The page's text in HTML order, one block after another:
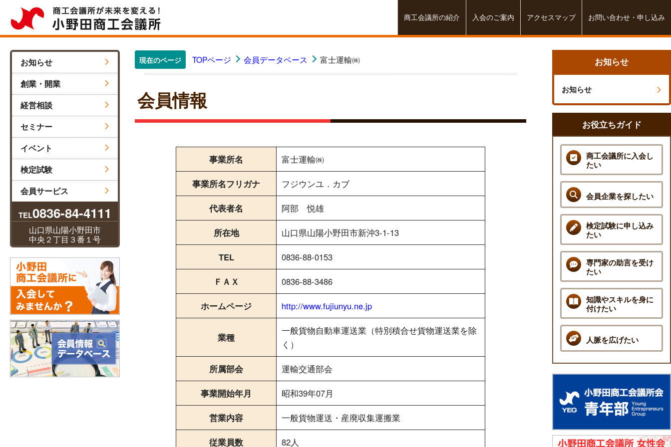
商工会議所の紹介 入会のご案内 アクセスマップ お問い合わせ・申し込み
お知らせ
創業・開業
経営相談
セミナー
イベント
検定試験
会員サービス
TEL0836-84-4111
山口県山陽小野田市
中央２丁目３番１号
現在のページ TOPページ 会員データベース 富士運輸㈱
会員情報
事業所名 富士運輸㈱
事業所名フリガナ フジウンユ．カブ
代表者名 阿部 悦雄
所在地 山口県山陽小野田市新沖3-1-13
TEL 0836-88-0153
ＦＡＸ 0836-88-3486
ホームページ http://www.fujiunyu.ne.jp
業種
一般貨物自動車運送業（特別積合せ貨物運送業を除
く）
所属部会 運輸交通部会
事業開始年月 昭和39年07月
営業内容 一般貨物運送・産廃収集運搬業
従業員数 82人
お知らせ
お知らせ
お役立ちガイド
商工会議所に入会し
たい
会員企業を探したい
検定試験に申し込み
たい
専門家の助言を受け
たい
知識やスキルを身に
付けたい
人脈を広げたい